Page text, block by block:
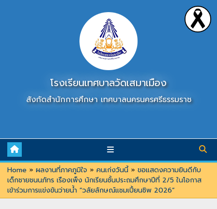
โรงเรียนเทศบาลวัดเสมาเมือง
สังกัดสำนักการศึกษา เทศบาลนครนครศรีธรรมราช
Home » ผลงานที่ภาคภูมิใจ » คนเก่งวันนี้» ขอแสดงความยินดีกับ
เด็กชายชนนภัทร เรืองเพ็ง นักเรียนชั้นประถมศึกษาปีที่ 2/5 ในโอกาส
เข้าร่วมการแข่งขันว่ายน้ำ “วลัยลักษณ์แชมเปี้ยนชิพ 2026”